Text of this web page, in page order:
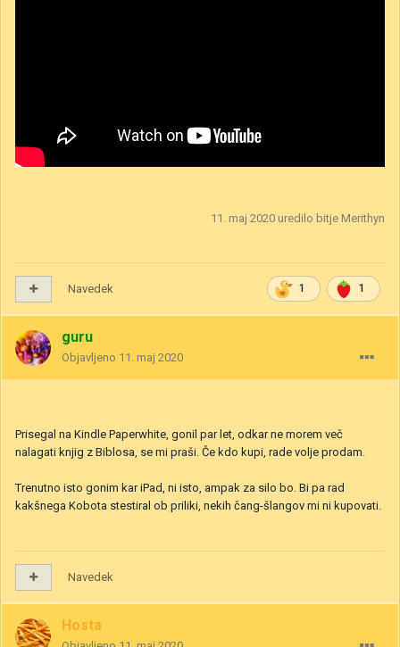
11. maj 2020 uredilo bitje Merithyn
1 1
Navedek
guru
Objavljeno 11. maj 2020
Prisegal na Kindle Paperwhite, gonil par let, odkar ne morem več
nalagati knjig z Biblosa, se mi praši. Če kdo kupi, rade volje prodam.
Trenutno isto gonim kar iPad, ni isto, ampak za silo bo. Bi pa rad
kakšnega Kobota stestiral ob priliki, nekih čang-šlangov mi ni kupovati.
Navedek
Hosta